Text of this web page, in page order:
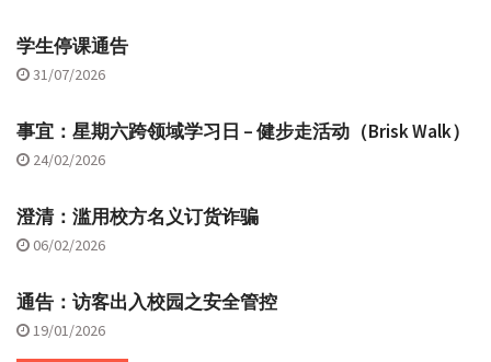
学生停课通告
31/07/2026
事宜：星期六跨领域学习日 – 健步走活动（Brisk Walk）
24/02/2026
澄清：滥用校方名义订货诈骗
06/02/2026
通告：访客出入校园之安全管控
19/01/2026